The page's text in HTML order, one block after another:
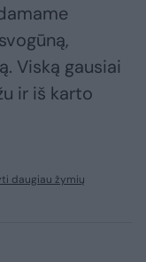
Viską gausiai
ir iš karto
daugiau žymių